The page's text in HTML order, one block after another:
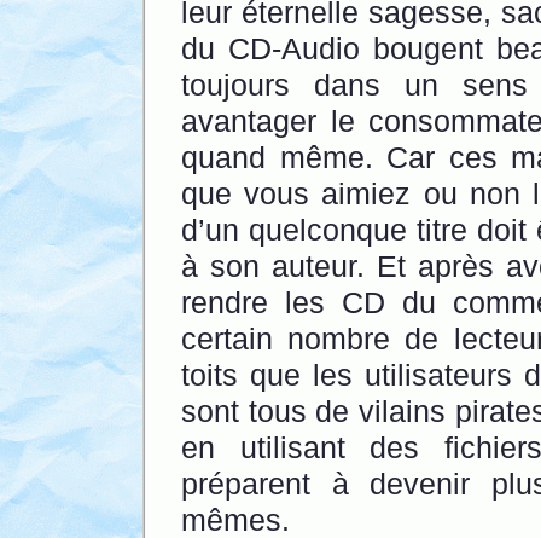
leur éternelle sagesse,
du CD-Audio bougent
toujours dans un
avantager le
quand même. Car ces
que vous aimiez ou non
d’un quelconque titre
à son auteur. Et après
rendre les CD du
certain nombre de
toits que les utilisateurs
sont tous de vilains
en utilisant des
préparent à devenir
mêmes.